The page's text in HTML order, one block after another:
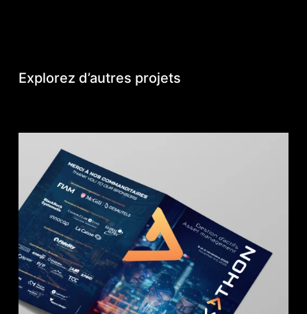
Explorez d’autres projets